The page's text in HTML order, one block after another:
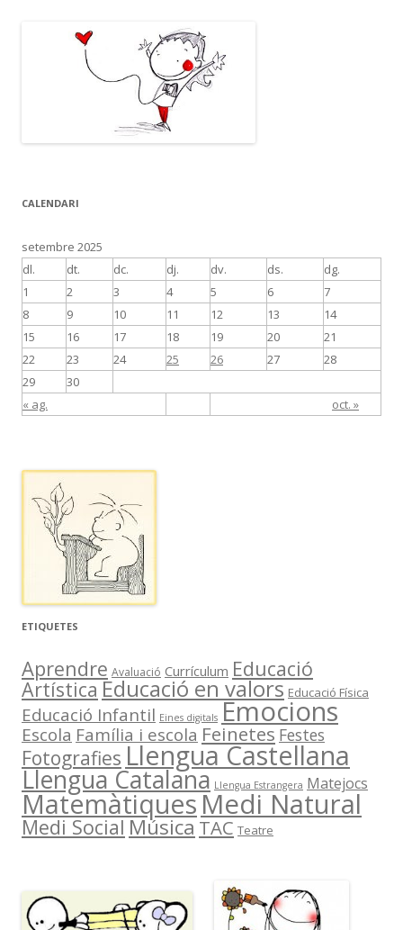
CALENDARI
setembre 2025
dl.
dt. dc. dj. dv. ds. dg.
« ag. oct. »
1 2 3 4 5 6
7
8
9 10 11 12 13
14
15
16 17 18 19 20
21
22
23 24 25 26 27
28
29
30
ETIQUETES
Aprendre Avaluació Currículum Educació
Artística Educació en valors Educació Física
Educació Infantil Eines digitals Emocions
Escola Família i escola Feinetes Festes
FotografiesLlengua Castellana
Llengua Catalana Llengua Estrangera Matejocs
MatemàtiquesMedi Natural
Medi Social MúsicaTAC Teatre